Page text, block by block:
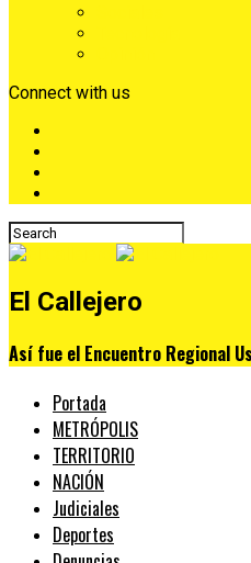
Connect with us
El Callejero
Así fue el Encuentro Regional
Portada
METRÓPOLIS
TERRITORIO
NACIÓN
Judiciales
Deportes